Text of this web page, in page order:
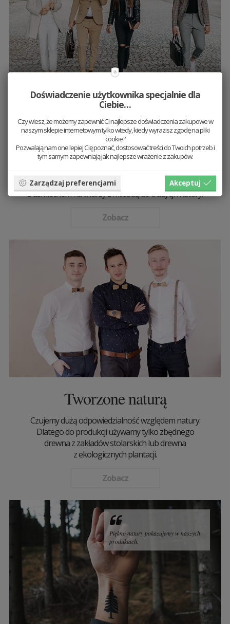
Zespół BeWooden
W BeWooden bardzo nam zależy na pracy w zespole.
Poznajcie filozofię naszej marki oraz członków
naszego zespołu. Dowiecie się, kto spełnia wasze
stolarzy. To ludzie, którzy codziennie pracują
z uśmiechem na twarzy z miłością do tradycji i natury.
Zobacz
Tworzone naturą
Czujemy dużą odpowiedzialność względem natury.
Dlatego do produkcji używamy tylko zbędnego
drewna z zakładów stolarskich lub drewna
z ekologicznych plantacji.
Zobacz
Piękno natury pokazujemy w naszych
produktach.
Doświadczenie użytkownika specjalnie dla
Ciebie…
Czy wiesz, że możemy zapewnić Ci najlepsze doświadczenia zakupowe w
naszym sklepie internetowym tylko wtedy, kiedy wyrazisz zgodę na pliki
cookie?
Pozwalają nam one lepiej Cię poznać, dostosować treści do Twoich potrzeb i
tym samym zapewniają jak najlepsze wrażenie z zakupów.
Zarządzaj preferencjami Akceptuj